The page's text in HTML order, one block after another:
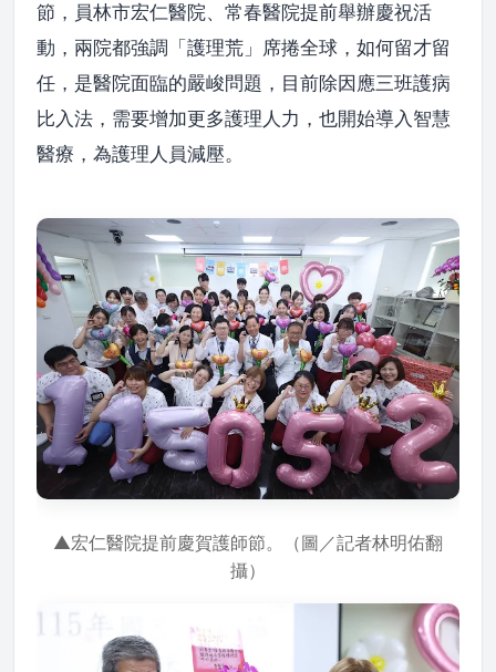
節，員林市宏仁醫院、常春醫院提前舉辦慶祝活
動，兩院都強調「護理荒」席捲全球，如何留才留
任，是醫院面臨的嚴峻問題，目前除因應三班護病
比入法，需要增加更多護理人力，也開始導入智慧
醫療，為護理人員減壓。
▲宏仁醫院提前慶賀護師節。（圖／記者林明佑翻
攝）